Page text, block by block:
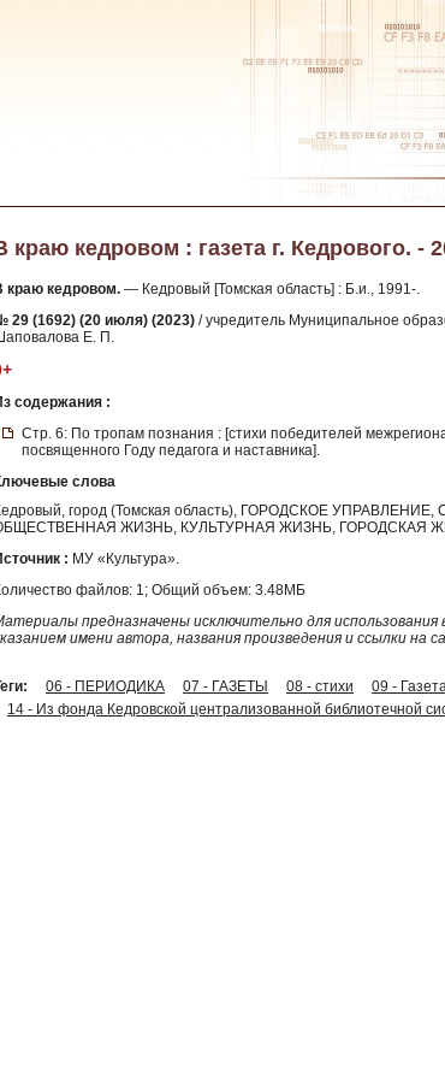
краю кедровом : газета г. Кедрового. -
краю кедровом. — Кедровый [Томская область] : Б.и., 1991-.
29 (1692) (20 июля) (2023) / учредитель Муниципальное
Е. П.
содержания :
Стр. 6: По тропам познания : [стихи победителей
посвященного Году педагога и наставника].
слова
город (Томская область), ГОРОДСКОЕ
ЖИЗНЬ, КУЛЬТУРНАЯ ЖИЗНЬ, ГОРОДСКАЯ
: МУ «Культура».
файлов: 1; Общий объем: 3.48МБ
предназначены исключительно для
имени автора, названия произведения и ссылки на
06 - ПЕРИОДИКА 07 - ГАЗЕТЫ 08 - стихи
09 -
14 - Из фонда Кедровской централизованной библиотечной